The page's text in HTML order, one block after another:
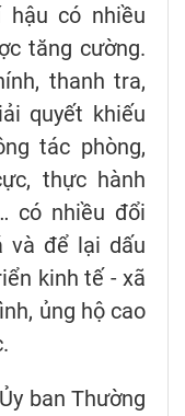
có nhiều
tăng cường.
thanh tra,
quyết khiếu
tác phòng,
thực hành
có nhiều đổi
và để lại dấu
kinh tế - xã
ủng hộ cao
ban Thường